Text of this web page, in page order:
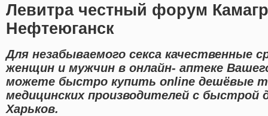
Левитра честный форум
Нефтеюганск
Для незабываемого секса качественные
женщин и мужчин в онлайн- аптеке
можете быстро купить online дешёвые
медицинских производителей с быстрой
Харьков.